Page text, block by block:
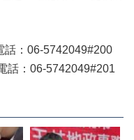
：06-5742049#200
話：06-5742049#201